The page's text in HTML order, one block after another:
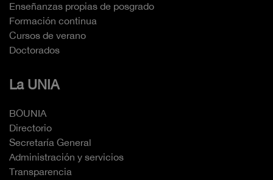
Enseñanzas propias de posgrado
Formación continua
Cursos de verano
Doctorados
La UNIA
BOUNIA
Directorio
Secretaría General
Administración y servicios
Transparencia